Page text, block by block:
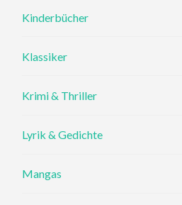
Kinderbücher
Klassiker
Krimi & Thriller
Lyrik & Gedichte
Mangas